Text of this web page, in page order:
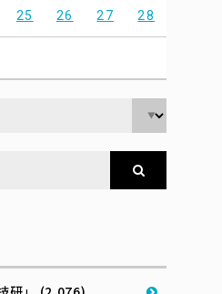
25 26 27 28